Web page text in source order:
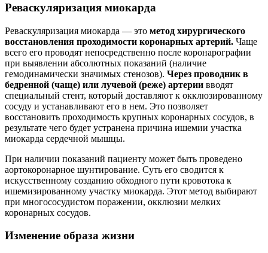
Реваскуляризация миокарда
Реваскуляризация миокарда — это метод хирургического
восстановления проходимости коронарных артерий. Чаще
всего его проводят непосредственно после коронарографии
при выявлении абсолютных показаний (наличие
гемодинамически значимых стенозов). Через проводник в
бедренной (чаще) или лучевой (реже) артерии вводят
специальный стент, который доставляют к окклюзированному
сосуду и устанавливают его в нем. Это позволяет
восстановить проходимость крупных коронарных сосудов, в
результате чего будет устранена причина ишемии участка
миокарда сердечной мышцы.
При наличии показаний пациенту может быть проведено
аортокоронарное шунтирование. Суть его сводится к
искусственному созданию обходного пути кровотока к
ишемизированному участку миокарда. Этот метод выбирают
при многососудистом поражении, окклюзии мелких
коронарных сосудов.
Изменение образа жизни